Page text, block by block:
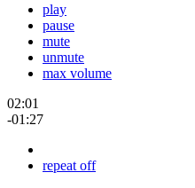
play
pause
mute
unmute
max volume
02:01
-01:27
repeat off